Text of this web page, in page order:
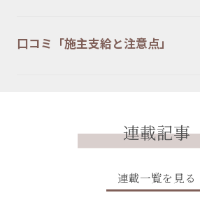
口コミ「施主支給と注意点」
連載記事
連載一覧を見る